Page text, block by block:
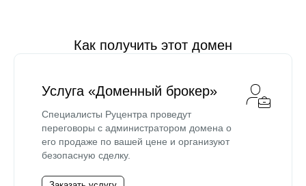
Как получить этот домен
Услуга «Доменный брокер»
Специалисты Руцентра проведут
переговоры с администратором домена о
его продаже по вашей цене и организуют
безопасную сделку.